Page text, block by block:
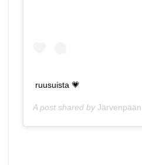
ruusuista 💗
A post shared by